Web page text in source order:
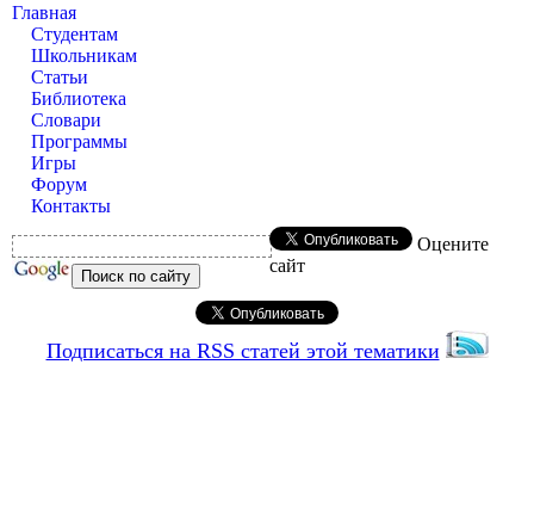
Главная
Студентам
Школьникам
Статьи
Библиотека
Словари
Программы
Игры
Форум
Контакты
Оцените
сайт
Подписаться на RSS статей этой тематики